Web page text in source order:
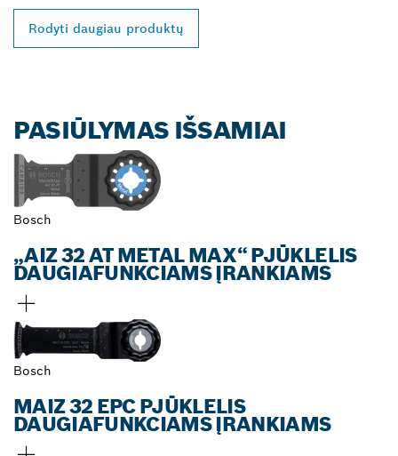
Rodyti daugiau produktų
PASIŪLYMAS IŠSAMIAI
Bosch
„AIZ 32 AT METAL MAX“ PJŪKLELIS
DAUGIAFUNKCIAMS ĮRANKIAMS
Bosch
MAIZ 32 EPC PJŪKLELIS
DAUGIAFUNKCIAMS ĮRANKIAMS